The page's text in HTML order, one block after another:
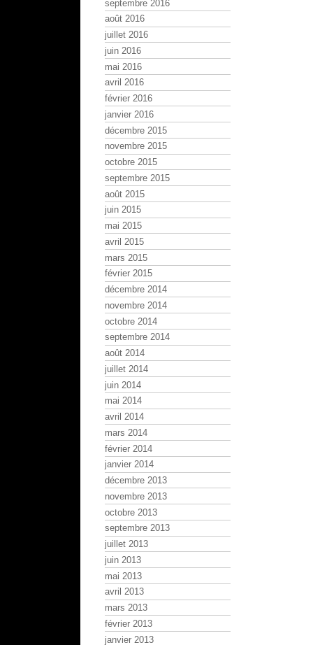
septembre 2016
août 2016
juillet 2016
juin 2016
mai 2016
avril 2016
février 2016
janvier 2016
décembre 2015
novembre 2015
octobre 2015
septembre 2015
août 2015
juin 2015
mai 2015
avril 2015
mars 2015
février 2015
décembre 2014
novembre 2014
octobre 2014
septembre 2014
août 2014
juillet 2014
juin 2014
mai 2014
avril 2014
mars 2014
février 2014
janvier 2014
décembre 2013
novembre 2013
octobre 2013
septembre 2013
juillet 2013
juin 2013
mai 2013
avril 2013
mars 2013
février 2013
janvier 2013